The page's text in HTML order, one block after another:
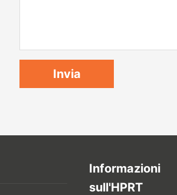
Informazioni
sull'HPRT